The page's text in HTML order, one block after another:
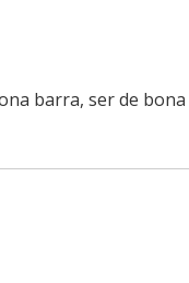
barra, ser de